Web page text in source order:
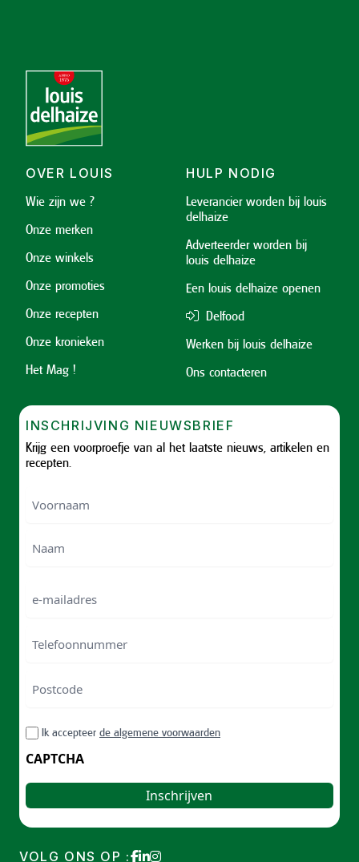
OVER LOUIS
Wie zijn we ?
Onze merken
Onze winkels
Onze promoties
Onze recepten
Onze kronieken
Het Mag !
HULP NODIG
Leverancier worden bij louis
delhaize
Adverteerder worden bij
louis delhaize
Een louis delhaize openen
Delfood
Werken bij louis delhaize
Ons contacteren
INSCHRIJVING NIEUWSBRIEF
Krijg een voorproefje van al het laatste nieuws, artikelen en
recepten.
mailadres
/
Postal
RGPDIk accepteer de algemene voorwaarden
CAPTCHA
VOLG ONS OP :